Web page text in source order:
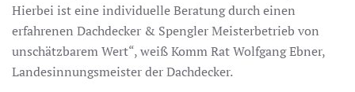
Hierbei ist eine individuelle Beratung durch einen
erfahrenen Dachdecker & Spengler Meisterbetrieb von
unschätzbarem Wert“, weiß Komm Rat Wolfgang Ebner,
Landesinnungsmeister der Dachdecker.